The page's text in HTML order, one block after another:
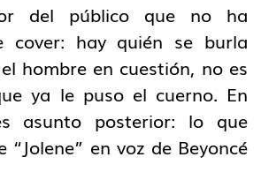
del público que no ha
cover: hay quién se burla
hombre en cuestión, no es
ya le puso el cuerno. En
asunto posterior: lo que
“Jolene” en voz de Beyoncé